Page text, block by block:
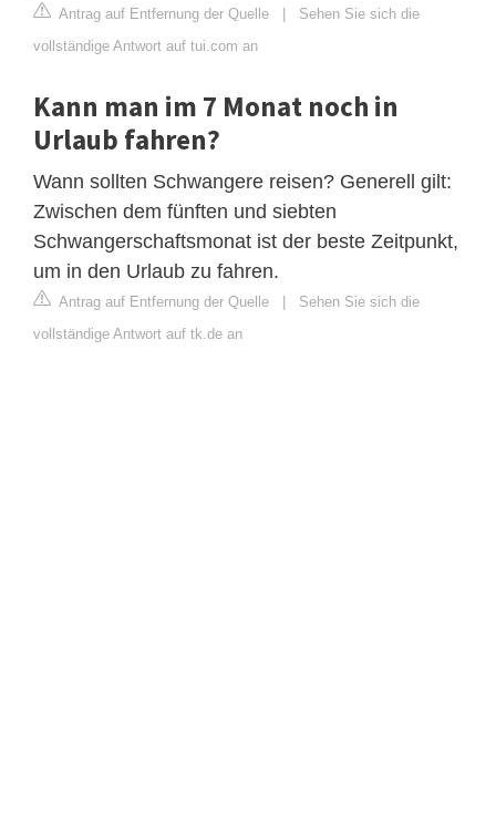
Antrag auf Entfernung der Quelle | Sehen Sie sich die
vollständige Antwort auf tui.com an
Kann man im 7 Monat noch in
Urlaub fahren?
Wann sollten Schwangere reisen? Generell gilt:
Zwischen dem fünften und siebten
Schwangerschaftsmonat ist der beste Zeitpunkt,
um in den Urlaub zu fahren.
Antrag auf Entfernung der Quelle | Sehen Sie sich die
vollständige Antwort auf tk.de an